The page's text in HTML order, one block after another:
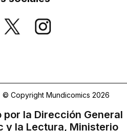
© Copyright Mundicomics 2026
la Dirección General
y la Lectura, Ministerio